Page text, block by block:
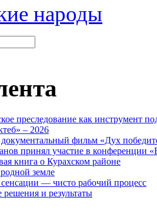
народы
преследование как инструмент
– 2026
фильм «Дух
принял участие в конференции
книга о Курахском районе
земле
сенсации — чисто рабочий процесс
и результаты